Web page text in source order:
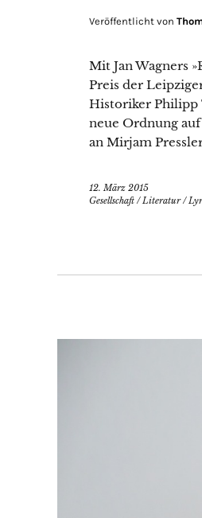
Veröffentlicht von
Mit Jan Wagners
Preis der
Historiker Philipp
neue Ordnung
an Mirjam
12. März 2015
Gesellschaft /Literatur/